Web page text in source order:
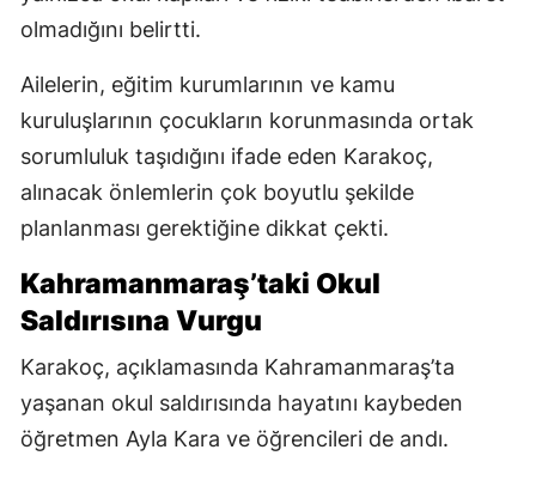
olmadığını belirtti.
Ailelerin, eğitim kurumlarının ve kamu
kuruluşlarının çocukların korunmasında ortak
sorumluluk taşıdığını ifade eden Karakoç,
alınacak önlemlerin çok boyutlu şekilde
planlanması gerektiğine dikkat çekti.
Kahramanmaraş’taki Okul
Saldırısına Vurgu
Karakoç, açıklamasında Kahramanmaraş’ta
yaşanan okul saldırısında hayatını kaybeden
öğretmen Ayla Kara ve öğrencileri de andı.